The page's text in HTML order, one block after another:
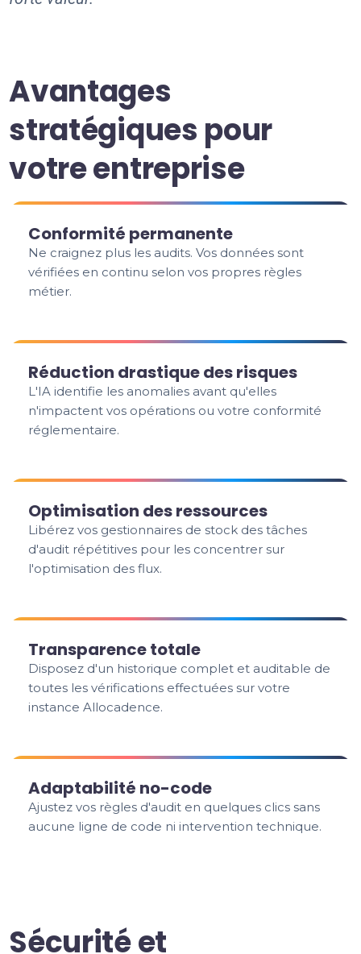
Avantages
stratégiques pour
votre entreprise
Conformité permanente
Ne craignez plus les audits. Vos données sont
vérifiées en continu selon vos propres règles
métier.
Réduction drastique des risques
L'IA identifie les anomalies avant qu'elles
n'impactent vos opérations ou votre conformité
réglementaire.
Optimisation des ressources
Libérez vos gestionnaires de stock des tâches
d'audit répétitives pour les concentrer sur
l'optimisation des flux.
Transparence totale
Disposez d'un historique complet et auditable de
toutes les vérifications effectuées sur votre
instance Allocadence.
Adaptabilité no-code
Ajustez vos règles d'audit en quelques clics sans
aucune ligne de code ni intervention technique.
Sécurité et